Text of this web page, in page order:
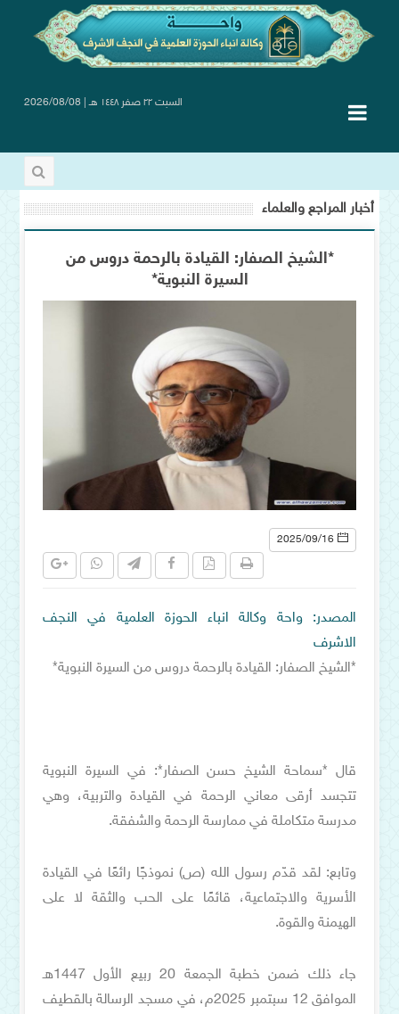
السبت ٢٢ صفر ١٤٤٨ هـ | 2026/08/08
أخبار المراجع والعلماء
*الشيخ الصفار: القيادة بالرحمة دروس من
السيرة النبوية*
2025/09/16
المصدر: واحة وكالة انباء الحوزة العلمية في النجف
الاشرف
*الشيخ الصفار: القيادة بالرحمة دروس من السيرة النبوية*
قال *سماحة الشيخ حسن الصفار*: في السيرة النبوية
تتجسد أرقى معاني الرحمة في القيادة والتربية، وهي
مدرسة متكاملة في ممارسة الرحمة والشفقة.
وتابع: لقد قدّم رسول الله (ص) نموذجًا رائعًا في القيادة
الأسرية والاجتماعية، قائمًا على الحب والثقة لا على
الهيمنة والقوة.
جاء ذلك ضمن خطبة الجمعة 20 ربيع الأول 1447هـ
الموافق 12 سبتمبر 2025م، في مسجد الرسالة بالقطيف